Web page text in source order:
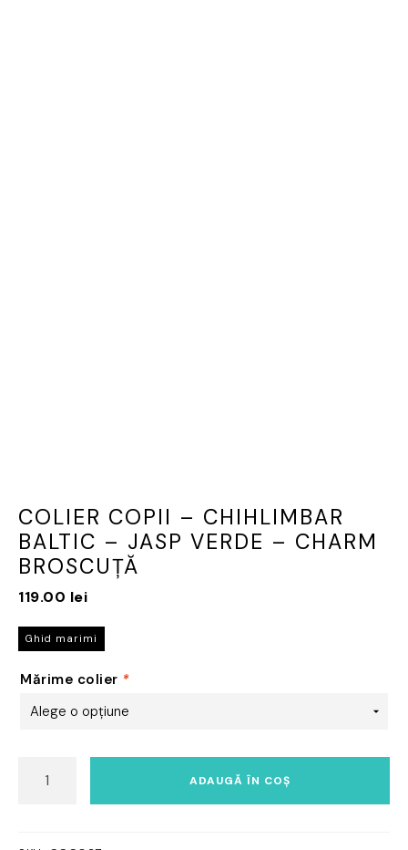
COLIER COPII – CHIHLIMBAR
BALTIC – JASP VERDE – CHARM
BROSCUȚĂ
119.00 lei
Ghid marimi
Mărime colier *
Colier
chihlimbar
ADAUGĂ ÎN COȘ